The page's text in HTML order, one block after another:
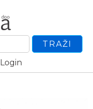
TRAŽI
Login